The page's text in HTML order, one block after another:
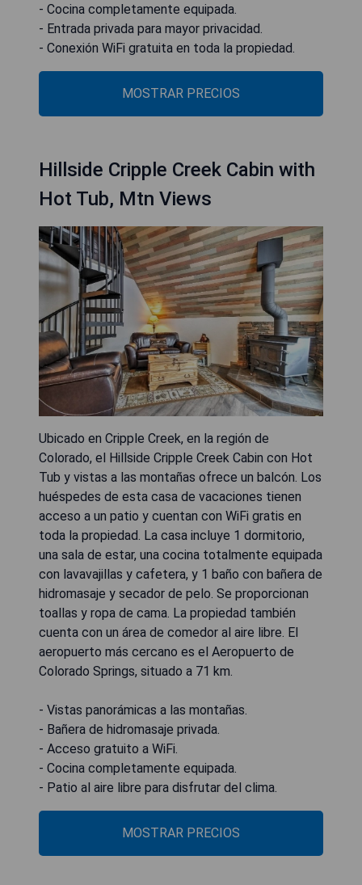
- Cocina completamente equipada.
- Entrada privada para mayor privacidad.
- Conexión WiFi gratuita en toda la propiedad.
MOSTRAR PRECIOS
Hillside Cripple Creek Cabin with
Hot Tub, Mtn Views
Ubicado en Cripple Creek, en la región de
Colorado, el Hillside Cripple Creek Cabin con Hot
Tub y vistas a las montañas ofrece un balcón. Los
huéspedes de esta casa de vacaciones tienen
acceso a un patio y cuentan con WiFi gratis en
toda la propiedad. La casa incluye 1 dormitorio,
una sala de estar, una cocina totalmente equipada
con lavavajillas y cafetera, y 1 baño con bañera de
hidromasaje y secador de pelo. Se proporcionan
toallas y ropa de cama. La propiedad también
cuenta con un área de comedor al aire libre. El
aeropuerto más cercano es el Aeropuerto de
Colorado Springs, situado a 71 km.
- Vistas panorámicas a las montañas.
- Bañera de hidromasaje privada.
- Acceso gratuito a WiFi.
- Cocina completamente equipada.
- Patio al aire libre para disfrutar del clima.
MOSTRAR PRECIOS